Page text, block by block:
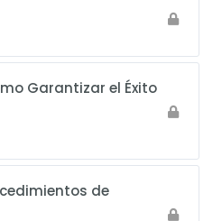
Garantizar el Éxito
de